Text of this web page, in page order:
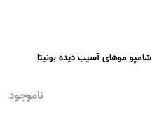
شامپو موهای آسیب دیده بونیتا
ناموجود